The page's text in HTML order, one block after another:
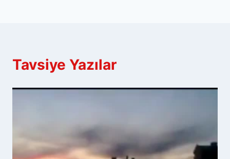
Tavsiye Yazılar